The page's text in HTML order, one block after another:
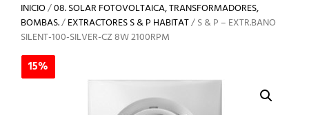
INICIO/08. SOLAR FOTOVOLTAICA, TRANSFORMADORES,
BOMBAS./EXTRACTORES S & P HABITAT/ S & P – EXTR.BANO
SILENT-100-SILVER-CZ 8W 2100RPM
15%
15%